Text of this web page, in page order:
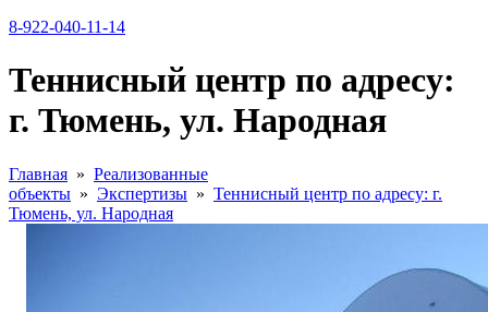
8-922-040-11-14
Теннисный центр по адресу:
г. Тюмень, ул. Народная
Главная » Реализованные
объекты » Экспертизы » Теннисный центр по адресу: г.
Тюмень, ул. Народная